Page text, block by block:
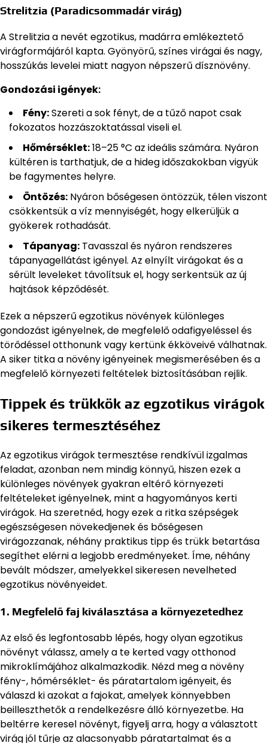
Strelitzia (Paradicsommadár virág)
A Strelitzia a nevét egzotikus, madárra emlékeztető
virágformájáról kapta. Gyönyörű, színes virágai és nagy,
hosszúkás levelei miatt nagyon népszerű dísznövény.
Gondozási igények:
Fény:Szereti a sok fényt, de a tűző napot csak
fokozatos hozzászoktatással viseli el.
Hőmérséklet:18–25 °C az ideális számára. Nyáron
kültéren is tarthatjuk, de a hideg időszakokban vigyük
be fagymentes helyre.
Öntözés: Nyáron bőségesen öntözzük, télen viszont
csökkentsük a víz mennyiségét, hogy elkerüljük a
gyökerek rothadását.
Tápanyag: Tavasszal és nyáron rendszeres
tápanyagellátást igényel. Az elnyílt virágokat és a
sérült leveleket távolítsuk el, hogy serkentsük az új
hajtások képződését.
Ezek a népszerű egzotikus növények különleges
gondozást igényelnek, de megfelelő odafigyeléssel és
törődéssel otthonunk vagy kertünk ékköveivé válhatnak.
A siker titka a növény igényeinek megismerésében és a
megfelelő környezeti feltételek biztosításában rejlik.
Tippek és trükkök az egzotikus virágok
sikeres termesztéséhez
Az egzotikus virágok termesztése rendkívül izgalmas
feladat, azonban nem mindig könnyű, hiszen ezek a
különleges növények gyakran eltérő környezeti
feltételeket igényelnek, mint a hagyományos kerti
virágok. Ha szeretnéd, hogy ezek a ritka szépségek
egészségesen növekedjenek és bőségesen
virágozzanak, néhány praktikus tipp és trükk betartása
segíthet elérni a legjobb eredményeket. Íme, néhány
bevált módszer, amelyekkel sikeresen nevelheted
egzotikus növényeidet.
1. Megfelelő faj kiválasztása a környezetedhez
Az első és legfontosabb lépés, hogy olyan egzotikus
növényt válassz, amely a te kerted vagy otthonod
mikroklímájához alkalmazkodik. Nézd meg a növény
fény-, hőmérséklet- és páratartalom igényeit, és
válaszd ki azokat a fajokat, amelyek könnyebben
beilleszthetők a rendelkezésre álló környezetbe. Ha
beltérre keresel növényt, figyelj arra, hogy a választott
virág jól tűrje az alacsonyabb páratartalmat és a